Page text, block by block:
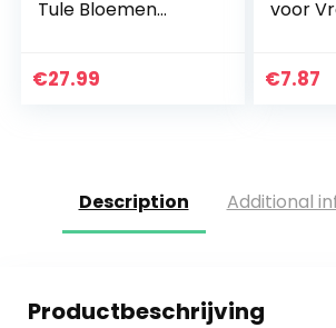
Tule Bloemen
Verjaardag Avond
€27.99
voor
Ober
€7.87
Description Additional
Productbeschrijving